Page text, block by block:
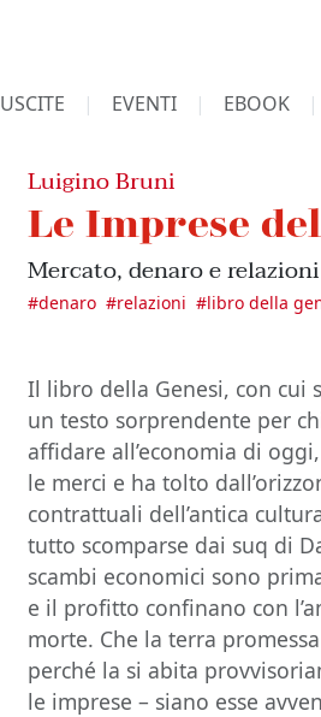
USCITE EVENTI EBOOK
Luigino Bruni
Le Imprese
Mercato, denaro e
#denaro #relazioni #libro della
Il libro della Genesi, con cui
un testo sorprendente per
affidare all’economia di
le merci e ha tolto
contrattuali dell’antica
tutto scomparse dai suq di
scambi economici sono
e il profitto confinano con
morte. Che la terra
perché la si abita
le imprese – siano esse